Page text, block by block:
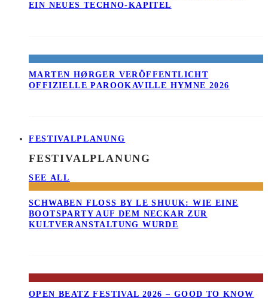
EIN NEUES TECHNO-KAPITEL
MARTEN HØRGER VERÖFFENTLICHT
OFFIZIELLE PAROOKAVILLE HYMNE 2026
FESTIVALPLANUNG
FESTIVALPLANUNG
SEE ALL
SCHWABEN FLOSS BY LE SHUUK: WIE EINE B
OOTSPARTY AUF DEM NECKAR ZUR K
ULTVERANSTALTUNG WURDE
OPEN BEATZ FESTIVAL 2026 – GOOD TO KNOW